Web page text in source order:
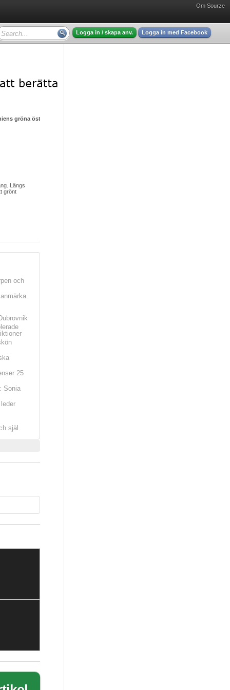
Om Sourze
Logga in / skapa anv. Logga in med Facebook
gröna öst
Längs
grönt
och
25
Sonia
själ